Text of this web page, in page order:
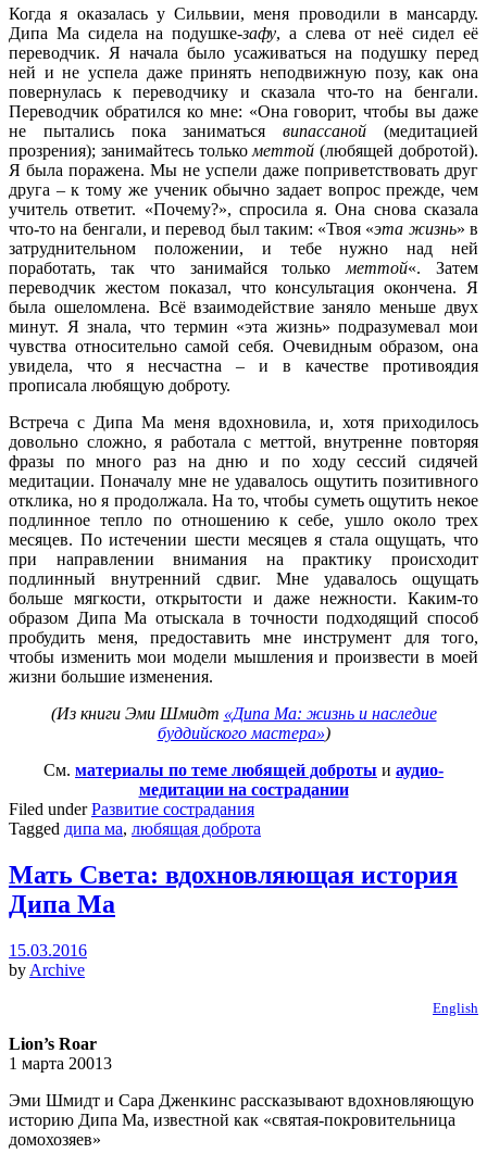
Когда я оказалась у Сильвии, меня проводили в мансарду.
Дипа Ма сидела на подушке-зафу, а слева от неё сидел её
переводчик. Я начала было усаживаться на подушку перед
ней и не успела даже принять неподвижную позу, как она
повернулась к переводчику и сказала что-то на бенгали.
Переводчик обратился ко мне: «Она говорит, чтобы вы даже
не пытались пока заниматьсявипассаной (медитацией
прозрения); занимайтесь только меттой (любящей добротой).
Я была поражена. Мы не успели даже поприветствовать друг
друга – к тому же ученик обычно задает вопрос прежде, чем
учитель ответит. «Почему?», спросила я. Она снова сказала
что-то на бенгали, и перевод был таким: «Твоя «эта жизнь» в
затруднительном положении, и тебе нужно над ней
поработать, так что занимайся только меттой«. Затем
переводчик жестом показал, что консультация окончена. Я
была ошеломлена. Всё взаимодействие заняло меньше двух
минут. Я знала, что термин «эта жизнь» подразумевал мои
чувства относительно самой себя. Очевидным образом, она
увидела, что я несчастна – и в качестве противоядия
прописала любящую доброту.
Встреча с Дипа Ма меня вдохновила, и, хотя приходилось
довольно сложно, я работала с меттой, внутренне повторяя
фразы по много раз на дню и по ходу сессий сидячей
медитации. Поначалу мне не удавалось ощутить позитивного
отклика, но я продолжала. На то, чтобы суметь ощутить некое
подлинное тепло по отношению к себе, ушло около трех
месяцев. По истечении шести месяцев я стала ощущать, что
при направлении внимания на практику происходит
подлинный внутренний сдвиг. Мне удавалось ощущать
больше мягкости, открытости и даже нежности. Каким-то
образом Дипа Ма отыскала в точности подходящий способ
пробудить меня, предоставить мне инструмент для того,
чтобы изменить мои модели мышления и произвести в моей
жизни большие изменения.
(Из книги Эми Шмидт «Дипа Ма: жизнь и наследие
буддийского мастера»)
См. материалы по теме любящей доброты и аудио-
медитации на сострадании
Filed underРазвитие сострадания
Tagged дипа ма, любящая доброта
Мать Света: вдохновляющая история
Дипа Ма
15.03.2016
by Archive
English
Lion’s Roar
1 марта 20013
Эми Шмидт и Сара Дженкинс рассказывают вдохновляющую
историю Дипа Ма, известной как «святая-покровительница
домохозяев»